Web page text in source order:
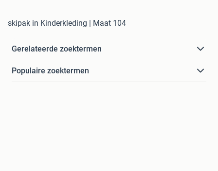
skipak in Kinderkleding | Maat 104
Gerelateerde zoektermen
Populaire zoektermen